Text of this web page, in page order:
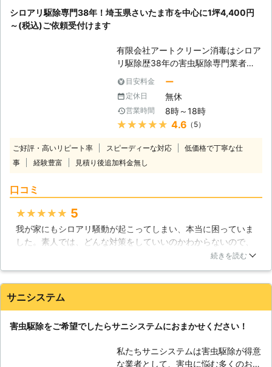
→→→施工料金23,700円(税込)にて対
応 ※上記価格は過去に対応した案件を
お客様のご依頼内容によって金額は異
なるため、正確な金額はご依頼時のお
見積りにてご提示いたします
2通りをご用意！施工後のアフターフ
ォローも万全> 弊社では施工後のアフ
証書」と「管理保証書」の2通りの保
証書を提供しております。 ・「しろ
あり防除保証書」について シロアリ
が発生した場合に、被害にあった部位
を修理費用1,000万円上限として修理
させていただく保険会社加入の保証で
す。 ・「管理保証書」について 施工
で駆除処理をおこなうという当初規定
の保証になります。 また、住まいや
ます。
ロアリはいなくなり、柱の修繕も行ってもらえたので助かりま
した。
2016年11月30日
シロアリ駆除専門38年！埼玉県さいたま市を中心に1坪4,400円
～(税込)ご依頼受付けます
有限会社アートクリーン消毒はシロア
リ駆除歴38年の害虫駆除専門業者。
ヤマトシロアリやアメリカカンザイシ
ロアリなど幅広いシロアリに対応して
おり、駆除実績も豊富です。 埼玉県
さいたま市を中心に1坪4,400円～(税
込)からご相談を承ります。 出張費、
アフターフォローとして5～7年の安
心保証をお付けします。 ※ご希望によ
術を用いて駆除をさせていただきま
す。 ■シロアリ駆除歴38年の害虫駆
除専門業者 弊社はシロアリ駆除歴38
レルギーなどの方にも安心な薬剤を使
を飼っていて消毒するのが心配だと言
目安料金 ー
定休日 無休
営業時間 8時～18時
★★★★★ 4.6 （5）
ご好評・高いリピート率 スピーディーな対応
低価格で丁寧な仕
事
経験豊富 見積り後追加料金無し
口コミ
★★★★★ 5
我が家にもシロアリ騒動が起こってしまい、本当に困っていま
した。素人では、どんな対策をしていいのかわからないので、
いろいろ調べた結果、業者に対処を依頼することにしました。
仕事で我が家の悩みに対処してくれたことに感謝しています。
作業以来、我が家のシロアリ騒動もおさまっているのでとても
続きを読む
サニシステム
害虫駆除をご希望でしたらサニシステムにおまかせください！
私たちサニシステムは害虫駆除が得意
な業者として、害虫に悩む多くのお客